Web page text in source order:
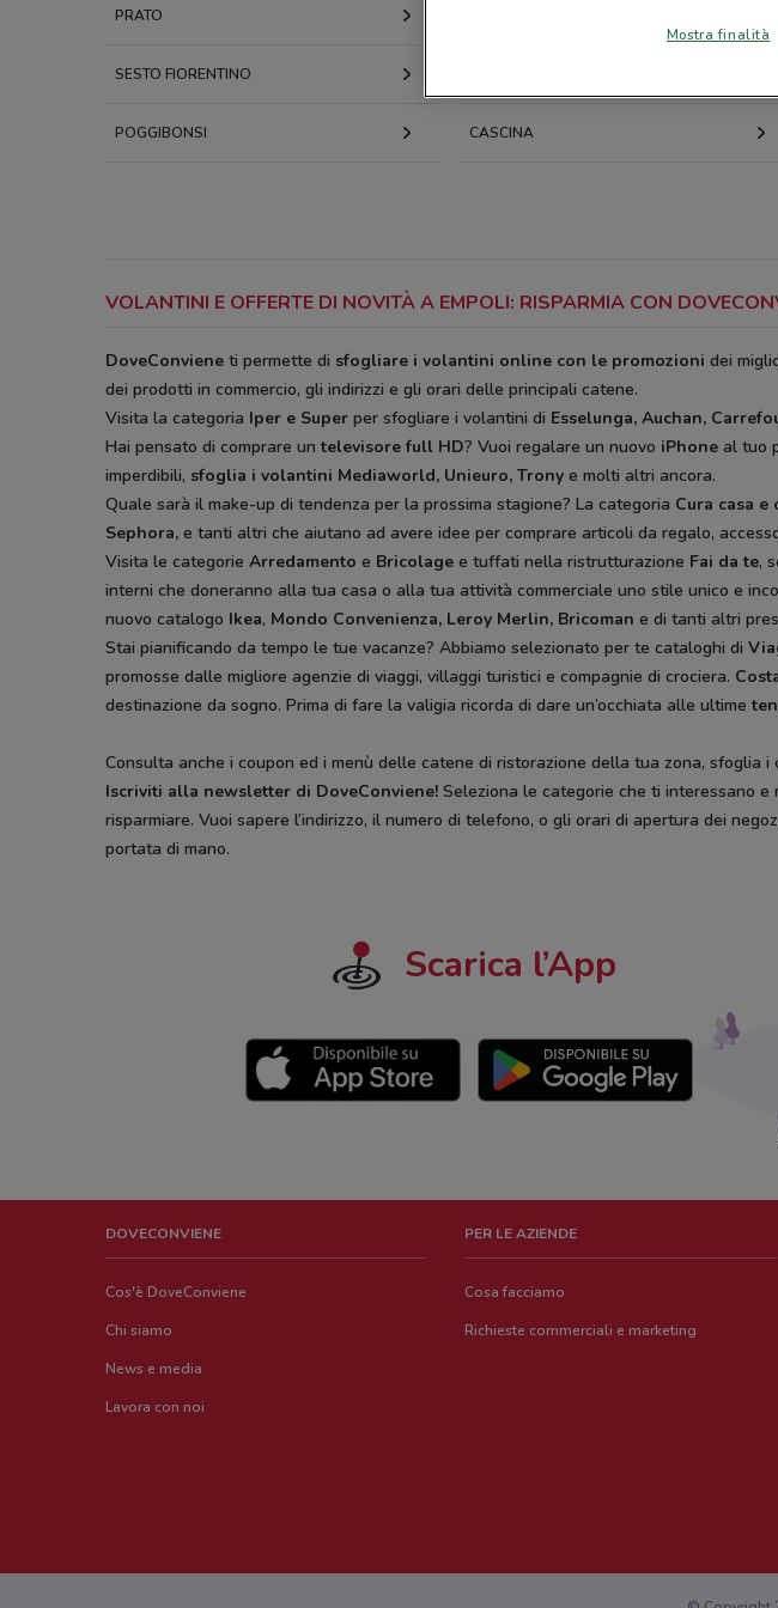
PRATO
SESTO FIORENTINO
POGGIBONSI CASCINA
VOLANTINI E OFFERTE DI NOVITÀ A EMPOLI: RISPARMIA CON
DoveConviene ti permette di sfogliare i volantini online con le promozioni dei
dei prodotti in commercio, gli indirizzi e gli orari delle principali catene.
Visita la categoria Iper e Super per sfogliare i volantini di Esselunga, Auchan,
Hai pensato di comprare untelevisore full HD? Vuoi regalare un nuovo iPhone al tuo
imperdibili, sfoglia i volantini Mediaworld, Unieuro, Trony e molti altri ancora.
Quale sarà il make-up di tendenza per la prossima stagione? La categoria Cura casa e
Sephora, e tanti altri che aiutano ad avere idee per comprare articoli da regalo,
Visita le categorie Arredamento e Bricolage e tuffati nella ristrutturazione Fai da te,
interni che doneranno alla tua casa o alla tua attività commerciale uno stile unico e
nuovo catalogo Ikea, Mondo Convenienza, Leroy Merlin, Bricoman e di tanti altri
Stai pianificando da tempo le tue vacanze? Abbiamo selezionato per te cataloghi di
promosse dalle migliore agenzie di viaggi, villaggi turistici e compagnie di crociera.
destinazione da sogno. Prima di fare la valigia ricorda di dare un’occhiata alle ultime
Consulta anche i coupon ed i menù delle catene di ristorazione della tua zona,
Iscriviti alla newsletter di DoveConviene! Seleziona le categorie che ti interessano
risparmiare. Vuoi sapere l’indirizzo, il numero di telefono, o gli orari di apertura dei
portata di mano.
Scarica l’App
DOVECONVIENE
Cos'è DoveConviene
Chi siamo
News e media
Lavora con noi
PER LE AZIENDE
Cosa facciamo
Richieste commerciali e marketing
Mostra finalità